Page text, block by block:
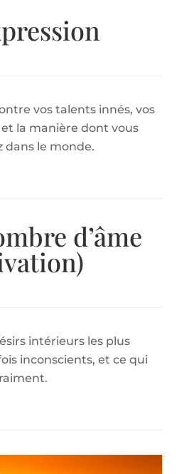
vos talents innés, vos
la manière dont vous
dans le monde.
d’âme
intérieurs les plus
inconscients, et ce qui